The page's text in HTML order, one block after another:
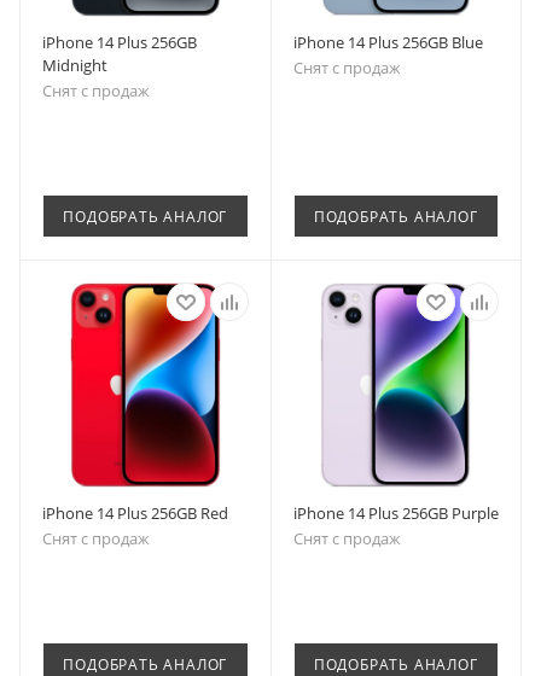
iPhone 14 Plus 256GB
Midnight
Снят с продаж
ПОДОБРАТЬ АНАЛОГ
iPhone 14 Plus 256GB Blue
Снят с продаж
ПОДОБРАТЬ АНАЛОГ
iPhone 14 Plus 256GB Red
Снят с продаж
ПОДОБРАТЬ АНАЛОГ
iPhone 14 Plus 256GB Purple
Снят с продаж
ПОДОБРАТЬ АНАЛОГ